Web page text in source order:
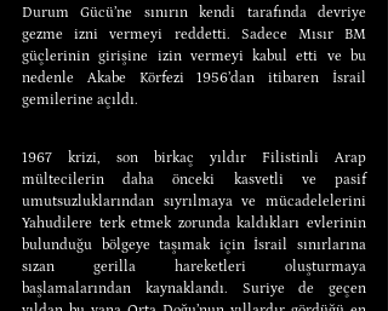
Durum Gücü’ne sınırın kendi tarafında devriye
gezme izni vermeyi reddetti. Sadece Mısır BM
güçlerinin girişine izin vermeyi kabul etti ve bu
nedenle Akabe Körfezi 1956’dan itibaren İsrail
gemilerine açıldı.
1967 krizi, son birkaç yıldır Filistinli Arap
mültecilerin daha önceki kasvetli ve pasif
umutsuzluklarından sıyrılmaya ve mücadelelerini
Yahudilere terk etmek zorunda kaldıkları evlerinin
bulunduğu bölgeye taşımak için İsrail sınırlarına
sızan gerilla hareketleri oluşturmaya
başlamalarından kaynaklandı. Suriye de geçen